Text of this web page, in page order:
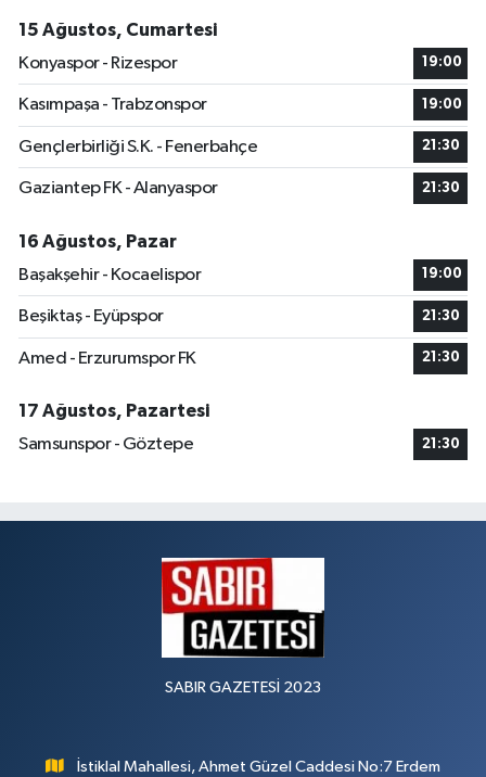
15 Ağustos, Cumartesi
Konyaspor - Rizespor
19:00
Kasımpaşa - Trabzonspor 19:00
Gençlerbirliği S.K. - Fenerbahçe 21:30
Gaziantep FK - Alanyaspor 21:30
16 Ağustos, Pazar
Başakşehir - Kocaelispor
19:00
Beşiktaş - Eyüpspor 21:30
Amed - Erzurumspor FK 21:30
17 Ağustos, Pazartesi
Samsunspor - Göztepe
21:30
SABIR GAZETESİ 2023
İstiklal Mahallesi, Ahmet Güzel Caddesi No:7 Erdem